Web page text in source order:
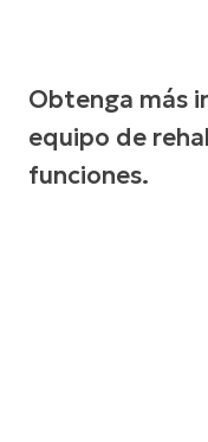
Obtenga más
equipo de
funciones.